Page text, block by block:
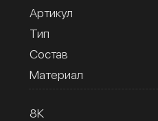
Артикул
Тип
Состав
Материал
8К